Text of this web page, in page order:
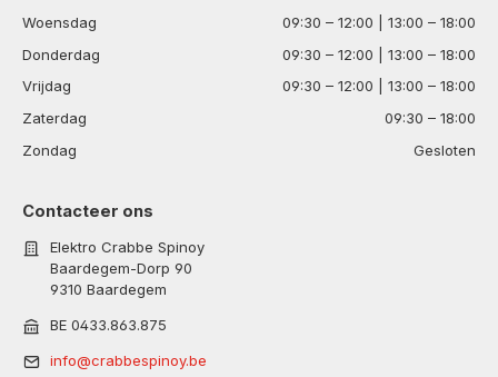
Woensdag
09:30 – 12:00 | 13:00 – 18:00
Donderdag
09:30 – 12:00 | 13:00 – 18:00
Vrijdag
09:30 – 12:00 | 13:00 – 18:00
Zaterdag
09:30 – 18:00
Zondag
Gesloten
Contacteer ons
Elektro Crabbe Spinoy
Baardegem-Dorp 90
9310 Baardegem
BE 0433.863.875
info@crabbespinoy.be